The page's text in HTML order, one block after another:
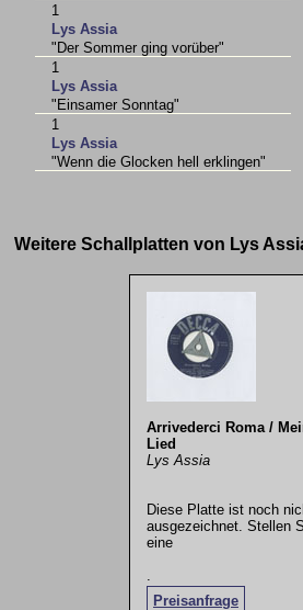
1
Lys Assia
"Der Sommer ging vorüber"
1
Lys Assia
"Einsamer Sonntag"
1
Lys Assia
"Wenn die Glocken hell erklingen"
Weitere Schallplatten von Lys
Arrivederci Roma /
Lied
Lys Assia
Diese Platte ist noch
ausgezeichnet. Stellen
eine
Preisanfrage